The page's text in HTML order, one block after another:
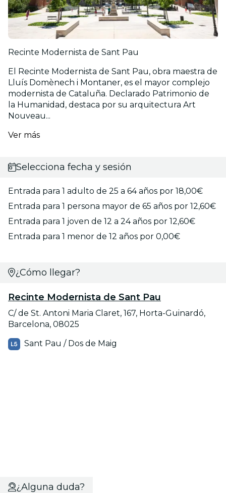
Recinte Modernista de Sant Pau
El Recinte Modernista de Sant Pau, obra maestra de
Lluís Domènech i Montaner, es el mayor complejo
modernista de Cataluña. Declarado Patrimonio de
la Humanidad, destaca por su arquitectura Art
Nouveau...
Ver más
Selecciona fecha y sesión
Entrada para 1 adulto de 25 a 64 años por 18,00€
Entrada para 1 persona mayor de 65 años por 12,60€
Entrada para 1 joven de 12 a 24 años por 12,60€
Entrada para 1 menor de 12 años por 0,00€
¿Cómo llegar?
Recinte Modernista de Sant Pau
C/ de St. Antoni Maria Claret, 167, Horta-Guinardó,
Barcelona, 08025
Sant Pau / Dos de Maig
¿Alguna duda?